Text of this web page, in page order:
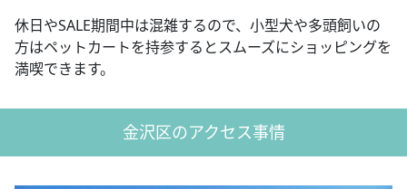
休日やSALE期間中は混雑するので、小型犬や多頭飼いの
方はペットカートを持参するとスムーズにショッピングを
満喫できます。
金沢区のアクセス事情